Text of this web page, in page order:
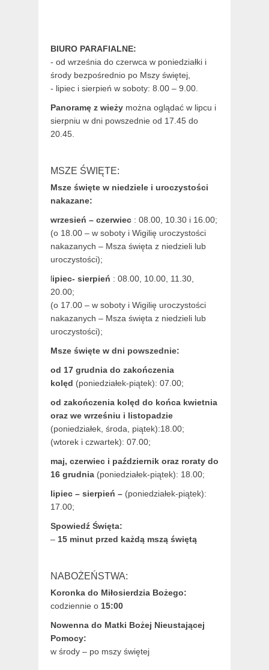
BIURO PARAFIALNE:
- od września do czerwca w poniedziałki i
środy bezpośrednio po Mszy świętej,
- lipiec i sierpień w soboty: 8.00 – 9.00.
Panoramę z wieży można oglądać w lipcu i
sierpniu w dni powszednie od 17.45 do
20.45.
MSZE ŚWIĘTE:
Msze święte w niedziele i uroczystości
nakazane:
wrzesień – czerwiec : 08.00, 10.30 i 16.00;
(o 18.00 – w soboty i Wigilię uroczystości
nakazanych – Msza święta z niedzieli lub
uroczystości);
lipiec- sierpień : 08.00, 10.00, 11.30,
20.00;
(o 17.00 – w soboty i Wigilię uroczystości
nakazanych – Msza święta z niedzieli lub
uroczystości);
Msze święte w dni powszednie:
od 17 grudnia do zakończenia
kolęd (poniedziałek-piątek): 07.00;
od zakończenia kolęd do końca kwietnia
oraz we wrześniu i listopadzie
(poniedziałek, środa, piątek):18.00;
(wtorek i czwartek): 07.00;
maj, czerwiec i październik oraz roraty do
16 grudnia (poniedziałek-piątek): 18.00;
lipiec – sierpień – (poniedziałek-piątek):
17.00;
Spowiedź Święta:
– 15 minut przed każdą mszą świętą
NABOŻEŃSTWA:
Koronka do Miłosierdzia Bożego:
codziennie o 15:00
Nowenna do Matki Bożej Nieustającej
Pomocy:
w środy – po mszy świętej